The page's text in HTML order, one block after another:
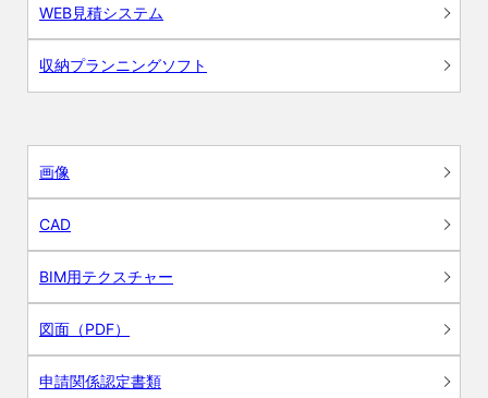
WEB見積システム
収納プランニングソフト
画像
CAD
BIM用テクスチャー
図面（PDF）
申請関係認定書類